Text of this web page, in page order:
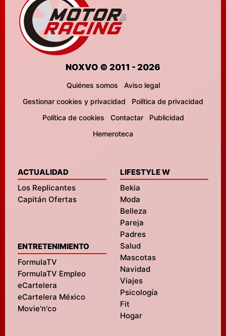
NOXVO © 2011 - 2026
Quiénes somos
Aviso legal
Gestionar cookies y privacidad
Política de privacidad
Política de cookies
Contactar
Publicidad
Hemeroteca
ACTUALIDAD
Los Replicantes
Capitán Ofertas
ENTRETENIMIENTO
FormulaTV
FormulaTV Empleo
eCartelera
eCartelera México
Movie'n'co
LIFESTYLE W
Bekia
Moda
Belleza
Pareja
Padres
Salud
Mascotas
Navidad
Viajes
Psicología
Fit
Hogar